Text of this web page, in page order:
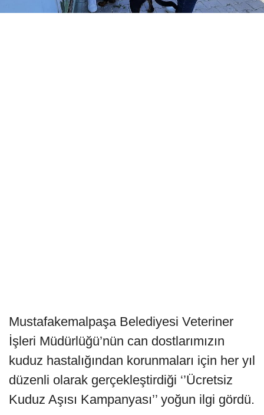
Mustafakemalpaşa Belediyesi Veteriner
İşleri Müdürlüğü’nün can dostlarımızın
kuduz hastalığından korunmaları için her yıl
düzenli olarak gerçekleştirdiği ‘’Ücretsiz
Kuduz Aşısı Kampanyası’’ yoğun ilgi gördü.